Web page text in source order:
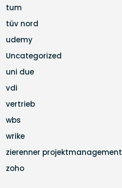
tum
tüv nord
udemy
Uncategorized
uni due
vdi
vertrieb
wbs
wrike
zierenner projektmanagement
zoho